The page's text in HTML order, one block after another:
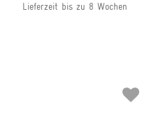
Lieferzeit bis zu 8 Wochen